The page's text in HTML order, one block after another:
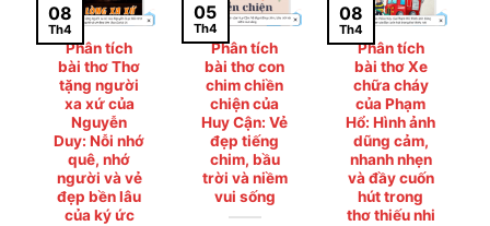
Phân tích
bài thơ Thơ
tặng người
xa xứ của
Nguyễn
Duy: Nỗi nhớ
quê, nhớ
người và vẻ
đẹp bền lâu
của ký ức
08
Th4
Phân tích
bài thơ con
chim chiền
chiện của
Huy Cận: Vẻ
đẹp tiếng
chim, bầu
trời và niềm
vui sống
05
Th4
Phân tích
bài thơ Xe
chữa cháy
của Phạm
Hổ: Hình ảnh
dũng cảm,
nhanh nhẹn
và đầy cuốn
hút trong
thơ thiếu nhi
08
Th4